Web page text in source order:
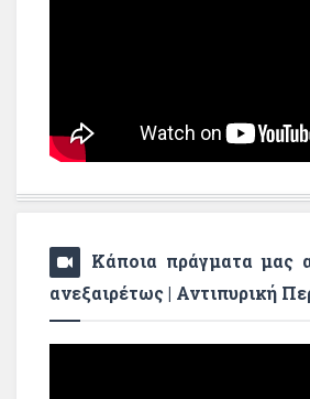
Κάποια πράγματα μας
ανεξαιρέτως | Αντιπυρική